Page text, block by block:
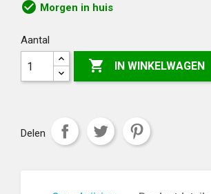
check_circle Morgen in huis
Aantal
 IN WINKELWAGEN
Delen